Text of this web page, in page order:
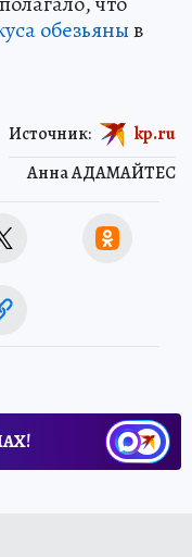
обезьяныв
Анна АДАМАЙТЕС
Источник: kp.ru